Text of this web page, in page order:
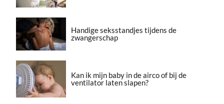
Handige seksstandjes tijdens de
zwangerschap
Kan ik mijn baby in de airco of bij de
ventilator laten slapen?